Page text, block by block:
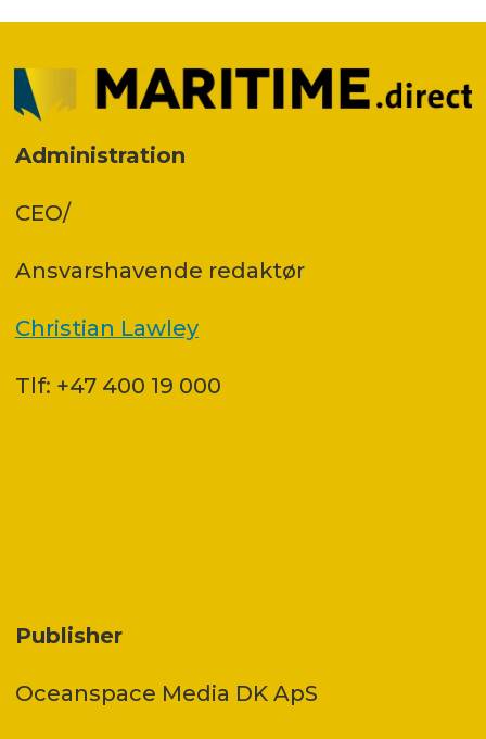
Administration
CEO/
Ansvars­havende redaktør
Christian Lawley
Tlf: +47 400 19 000
Publisher
Oceanspace Media DK ApS